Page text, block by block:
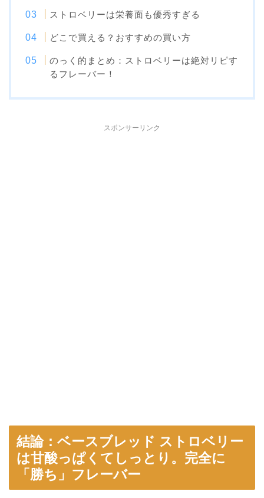
ストロベリーは栄養面も優秀すぎる
どこで買える？おすすめの買い方
のっく的まとめ：ストロベリーは絶対リピす
るフレーバー！
スポンサーリンク
結論：ベースブレッド ストロベリー
は甘酸っぱくてしっとり。完全に
「勝ち」フレーバー